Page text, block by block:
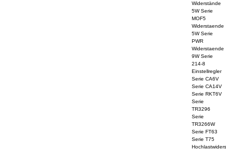
Widerstände
5W Serie
MOF5
Widerstaende
5W Serie
PWR
Widerstaende
9W Serie
214-8
Einstellregler
Serie CA6V
Serie CA14V
Serie RKT6V
Serie
TR3296
Serie
TR3266W
Serie FT63
Serie T75